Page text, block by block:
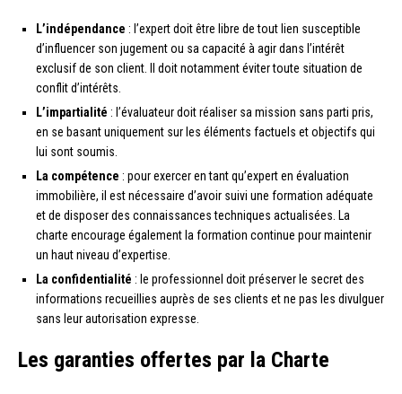
L’indépendance : l’expert doit être libre de tout lien susceptible
d’influencer son jugement ou sa capacité à agir dans l’intérêt
exclusif de son client. Il doit notamment éviter toute situation de
conflit d’intérêts.
L’impartialité : l’évaluateur doit réaliser sa mission sans parti pris,
en se basant uniquement sur les éléments factuels et objectifs qui
lui sont soumis.
La compétence : pour exercer en tant qu’expert en évaluation
immobilière, il est nécessaire d’avoir suivi une formation adéquate
et de disposer des connaissances techniques actualisées. La
charte encourage également la formation continue pour maintenir
un haut niveau d’expertise.
La confidentialité : le professionnel doit préserver le secret des
informations recueillies auprès de ses clients et ne pas les divulguer
sans leur autorisation expresse.
Les garanties offertes par la Charte